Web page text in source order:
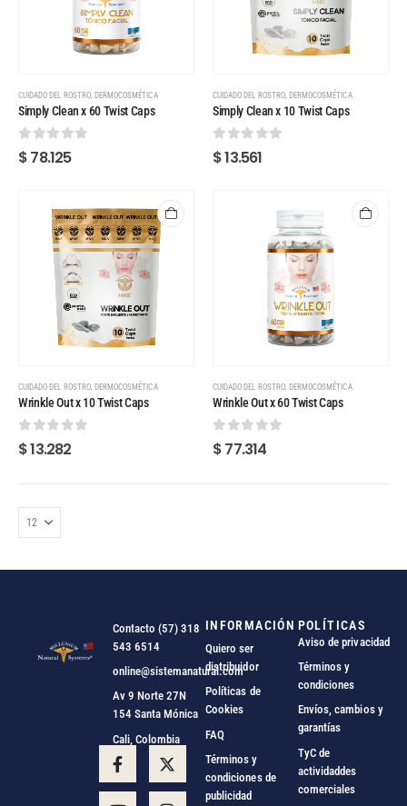
CUIDADO DEL ROSTRO, DERMOCOSMÉTICA
Simply Clean x 60 Twist Caps
0 out of 5
$78.125
CUIDADO DEL ROSTRO, DERMOCOSMÉTICA
Simply Clean x 10 Twist Caps
0 out of 5
$13.561
CUIDADO DEL ROSTRO,DERMOCOSMÉTICA
Wrinkle Out x 10 Twist Caps
0 out of 5
$13.282
CUIDADO DEL ROSTRO,DERMOCOSMÉTICA
Wrinkle Out x 60 Twist Caps
0 out of 5
$77.314
Contacto (57) 318
543 6514
online@sistemanatural.com
Av 9 Norte 27N
154 Santa Mónica
Cali, Colombia
INFORMACIÓN
Quiero ser
distribuidor
Políticas de
Cookies
FAQ
Términos y
condiciones de
publicidad
POLÍTICAS
Aviso de privacidad
Términos y
condiciones
Envíos, cambios y
garantías
TyC de
actividaddes
comerciales